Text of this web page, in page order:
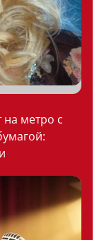
на метро с